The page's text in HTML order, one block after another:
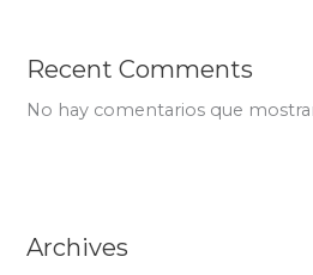
Recent Comments
No hay comentarios que
Archives